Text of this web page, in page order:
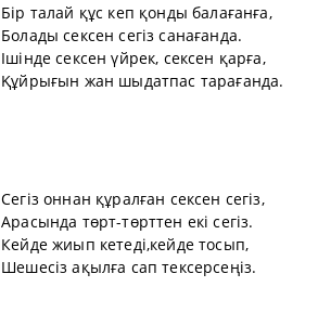
Бір талай құс кеп қонды балағанға,
Болады сексен сегіз санағанда.
Ішінде сексен үйрек, сексен қарға,
Құйрығын жан шыдатпас тарағанда.
Сегіз оннан құралған сексен сегіз,
Арасында төрт-төрттен екі сегіз.
Кейде жиып кетеді,кейде тосып,
Шешесіз ақылға сап тексерсеңіз.